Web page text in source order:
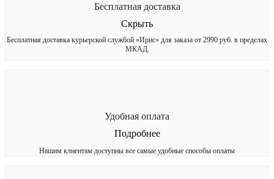
Бесплатная доставка
Скрыть
Бесплатная доставка курьерской службой «Ирис» для заказа от 2990 руб. в пределах
МКАД.
Удобная оплата
Подробнее
Нашим клиентам доступны все самые удобные способы оплаты